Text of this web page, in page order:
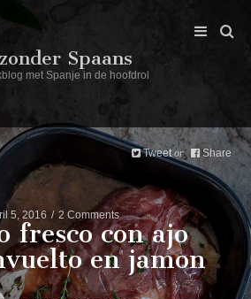
Spaans
met Spanje in de hoofdrol
5, 2016 2 Comments
fresco con ajo
en jamon
Tweet or Share